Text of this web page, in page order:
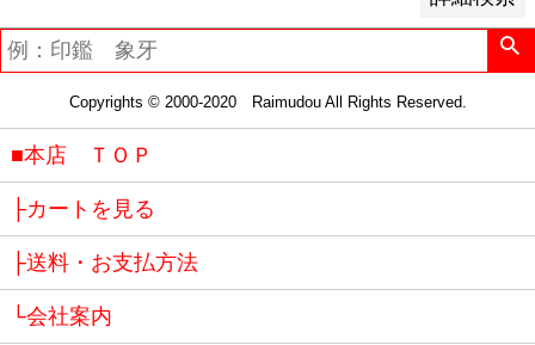
Copyrights © 2000-2020 Raimudou All Rights Reserved.
■本店 ＴＯＰ
├カートを見る
├送料・お支払方法
└会社案内